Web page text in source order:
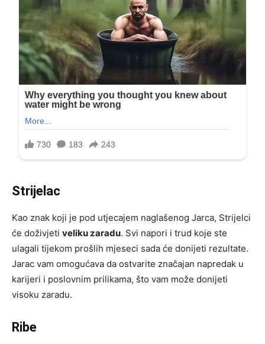
Strijelac
Kao znak koji je pod utjecajem naglašenog Jarca, Strijelci
će doživjeti veliku zaradu. Svi napori i trud koje ste
ulagali tijekom prošlih mjeseci sada će donijeti rezultate.
Jarac vam omogućava da ostvarite značajan napredak u
karijeri i poslovnim prilikama, što vam može donijeti
visoku zaradu.
Ribe